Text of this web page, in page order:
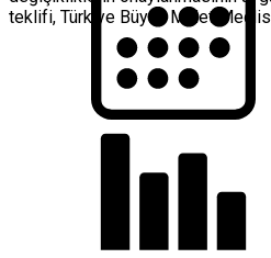
teklifi, Türkiye Büyük Millet